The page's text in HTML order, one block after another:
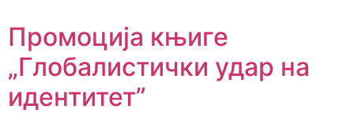
Промоција књиге
„Глобалистички удар на
идентитет”